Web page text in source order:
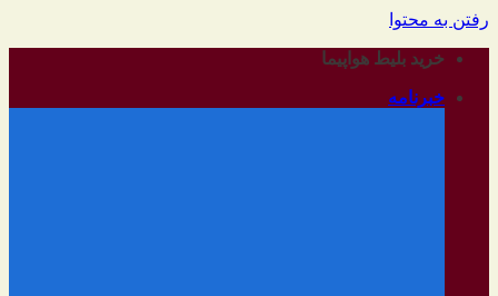
رفتن به محتوا
خرید بلیط هواپیما
خبرنامه